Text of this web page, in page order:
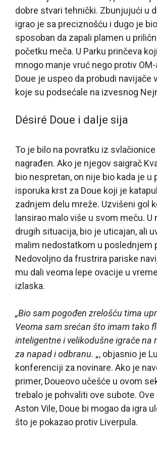
dobre stvari tehnički. Zbunjujući u
igrao je sa preciznošću i dugo je
sposoban da zapali plamen u
početku meča. U Parku prinčeva
mnogo manje vruć nego protiv OM-
Doue je uspeo da probudi navijače
koje su podsećale na izvesnog
Désiré Doue i dalje sija
To je bilo na povratku iz svlačionice
nagrađen. Ako je njegov saigrač
bio nespretan, on nije bio kada je u
isporuka krst za Doue koji je
zadnjem delu mreže. Uzvišeni gol
lansirao malo više u svom meču. U
drugih situacija, bio je uticajan, ali
malim nedostatkom u poslednjem
Nedovoljno da frustrira pariske
mu dali veoma lepe ovacije u
izlaska.
„Bio sam pogođen zrelošću tima
Veoma sam srećan što imam tako
inteligentne i velikodušne igrače na
za napad i odbranu. „, objasnio je
konferenciji za novinare. Ako je
primer, Doueovo učešće u ovom
trebalo je pohvaliti ove subote.
Aston Vile, Doue bi mogao da igra
što je pokazao protiv Liverpula.